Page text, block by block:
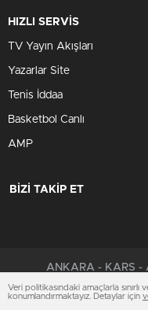
HIZLI SERVİS
TV Yayın Akışları
Yazarlar Site
Tenis İddaa
Basketbol Canlı
AMP
BİZİ TAKİP ET
ANKARA - KARS -
Çerezler ile ilgili bilgi için
Veri politikasındaki amaçlarla
konumlandırmaktayız. Detaylar için